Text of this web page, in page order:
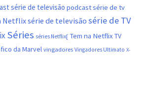
série de televisão podcast série de tv
Netflixsérie de televisão série de TV
Séries séries Netflix[ Tem na Netflix TV
da Marvel vingadores Vingadores Ultimato X-